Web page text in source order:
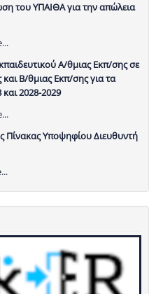
του ΥΠΑΙΘΑ για την απώλεια
Α/θμιας Εκπ/σης σε
Β/θμιας Εκπ/σης για τα
2028-2029
Πίνακας Υποψηφίου Διευθυντή